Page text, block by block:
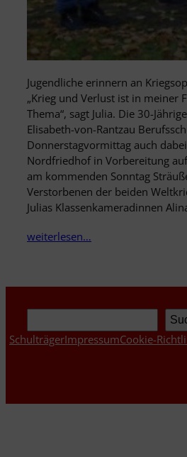
Jugendliche erinnern an
„Krieg und Verlust ist in meiner
Thema“, sagt Julia. Die 30-
Elisabeth-von-Rantzau
Donnerstagvormittag auch
Nordfriedhof in Vorbereitung
am kommenden Sonntag
Verstorbenen der beiden
Julias Klassenkameradinnen
weiterlesen…
SchulträgerImpressumCookie-